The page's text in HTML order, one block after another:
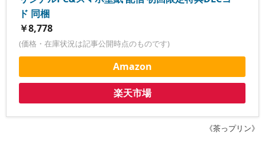
ド 同梱
￥8,778
(価格・在庫状況は記事公開時点のものです)
Amazon
楽天市場
《茶っプリン》